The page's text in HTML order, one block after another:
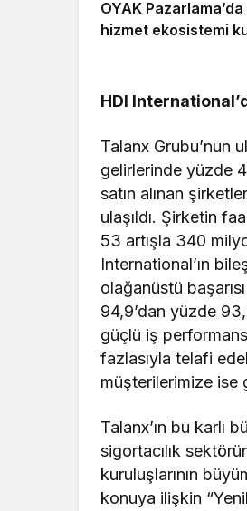
OYAK
hizmet ekosistemi
HDI
Talanx Grubu’nun
gelirlerinde yüzde
satın alınan
ulaşıldı. Şirketin
53 artışla 340
International’ın
olağanüstü
94,9’dan yüzde
güçlü iş
fazlasıyla telafi
müşterilerimize ise
Talanx’ın bu karlı
sigortacılık
kuruluşlarının
konuya ilişkin